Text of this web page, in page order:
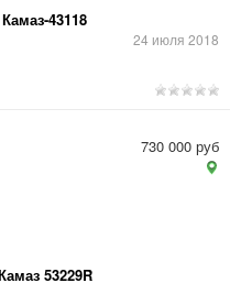
43118
24 июля 2018
53229R
730 000 руб